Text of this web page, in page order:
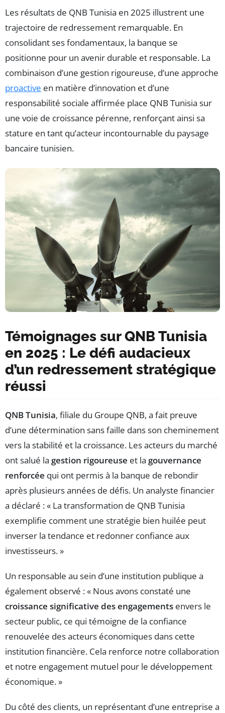
Les résultats de QNB Tunisia en 2025 illustrent une
trajectoire de redressement remarquable. En
consolidant ses fondamentaux, la banque se
positionne pour un avenir durable et responsable. La
combinaison d’une gestion rigoureuse, d’une approche
proactive en matière d’innovation et d’une
responsabilité sociale affirmée place QNB Tunisia sur
une voie de croissance pérenne, renforçant ainsi sa
stature en tant qu’acteur incontournable du paysage
bancaire tunisien.
Témoignages sur QNB Tunisia
en 2025 : Le défi audacieux
d’un redressement stratégique
réussi
QNB Tunisia, filiale du Groupe QNB, a fait preuve
d’une détermination sans faille dans son cheminement
vers la stabilité et la croissance. Les acteurs du marché
ont salué la gestion rigoureuse et la gouvernance
renforcée qui ont permis à la banque de rebondir
après plusieurs années de défis. Un analyste financier
a déclaré : « La transformation de QNB Tunisia
exemplifie comment une stratégie bien huilée peut
inverser la tendance et redonner confiance aux
investisseurs. »
Un responsable au sein d’une institution publique a
également observé : « Nous avons constaté une
croissance significative des engagements envers le
secteur public, ce qui témoigne de la confiance
renouvelée des acteurs économiques dans cette
institution financière. Cela renforce notre collaboration
et notre engagement mutuel pour le développement
économique. »
Du côté des clients, un représentant d’une entreprise a